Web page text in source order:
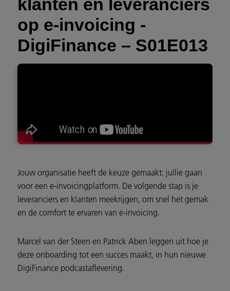
klanten en leveranciers
op e-invoicing -
DigiFinance – S01E013
Jouw organisatie heeft de keuze gemaakt: jullie gaan
voor een e-invoicingplatform. De volgende stap is je
leveranciers en klanten meekrijgen, om snel het gemak
en de comfort te ervaren van e-invoicing.
Marcel van der Steen en Patrick Aben leggen uit hoe je
deze onboarding tot een succes maakt, in hun nieuwe
DigiFinance podcastaflevering.